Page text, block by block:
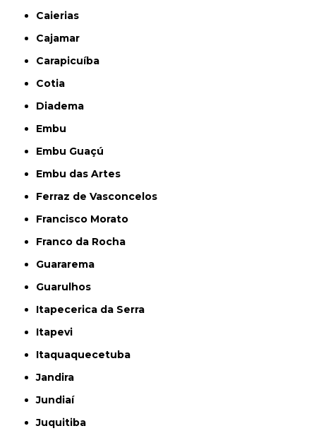
Caierias
Cajamar
Carapicuíba
Cotia
Diadema
Embu
Embu Guaçú
Embu das Artes
Ferraz de Vasconcelos
Francisco Morato
Franco da Rocha
Guararema
Guarulhos
Itapecerica da Serra
Itapevi
Itaquaquecetuba
Jandira
Jundiaí
Juquitiba